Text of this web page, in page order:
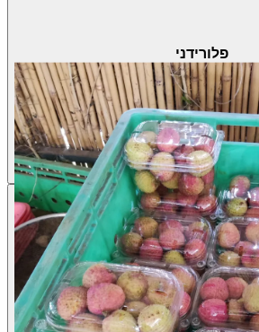
פלורידני
Litchi chinensis
· ליצ’י
מחיר 7 ליטר
140.00 ₪
עונת פרי
אוגוסט
אדמה בלבדירוק עדלא רגיש לזבוב הפירות